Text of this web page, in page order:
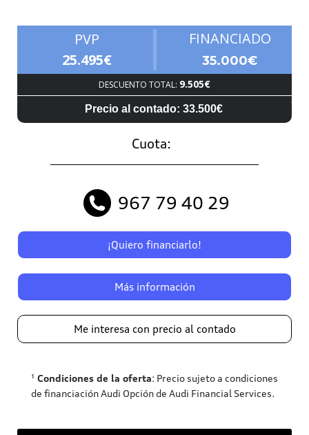
PVP
25.495€
FINANCIADO
35.000€
DESCUENTO TOTAL: 9.505€
Precio al contado: 33.500€
Cuota:
967 79 40 29
¡Quiero financiarlo!
Más información
Me interesa con precio al contado
¹ Condiciones de la oferta: Precio sujeto a condiciones
de financiación Audi Opción de Audi Financial Services.